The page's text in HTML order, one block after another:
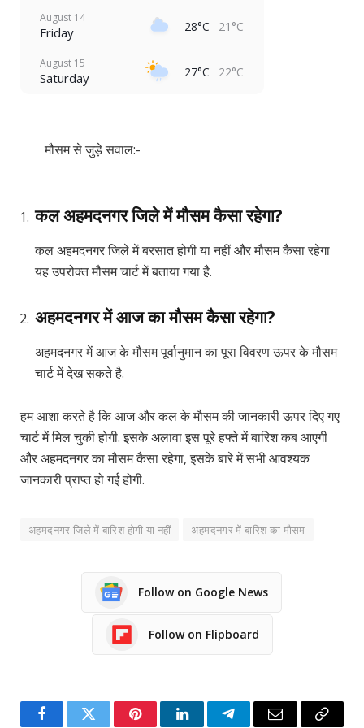
August 14
Friday 28°C 21°C
August 15
Saturday 27°C 22°C
मौसम से जुड़े सवाल:-
कल अहमदनगर जिले में मौसम कैसा रहेगा?
कल अहमदनगर जिले में बरसात होगी या नहीं और मौसम कैसा रहेगा
यह उपरोक्त मौसम चार्ट में बताया गया है.
अहमदनगर में आज का मौसम कैसा रहेगा?
अहमदनगर में आज के मौसम पूर्वानुमान का पूरा विवरण ऊपर के मौसम
चार्ट में देख सकते है.
हम आशा करते है कि आज और कल के मौसम की जानकारी ऊपर दिए गए
चार्ट में मिल चुकी होगी. इसके अलावा इस पूरे हफ्ते में बारिश कब आएगी
और अहमदनगर का मौसम कैसा रहेगा, इसके बारे में सभी आवश्यक
जानकारी प्राप्त हो गई होगी.
अहमदनगर जिले में बारिश होगी या नहीं अहमदनगर में बारिश का मौसम
Follow on Google News
Follow on Flipboard